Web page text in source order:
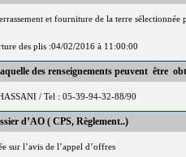
et fourniture de la terre
des plis :04/02/2016 à 11:00:00
des renseignements peuvent être
/ Tel : 05-39-94-32-88/90
d’AO ( CPS, Règlement..)
sur l’avis de l’appel d’offres